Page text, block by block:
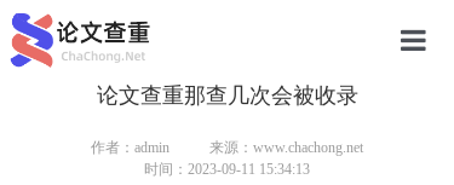
论文查重那查几次会被收录
作者：admin
来源：www.chachong.net
时间：2023-09-11 15:34:13